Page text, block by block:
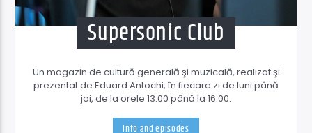
Supersonic Club
Un magazin de cultură generală şi muzicală, realizat şi
prezentat de Eduard Antochi, în fiecare zi de luni până
joi, de la orele 13:00 până la 16:00.
Info and episodes